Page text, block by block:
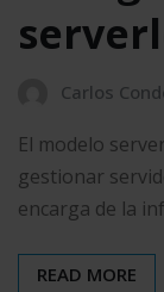
Carlos
El modelo
gestionar
encarga de la
READ MORE